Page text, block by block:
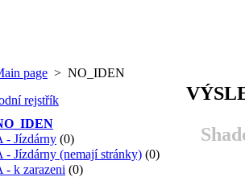
page > NO_IDEN
rejstřík
- Jízdárny (0)
- Jízdárny (nemají stránky) (0)
- k zarazeni (0)